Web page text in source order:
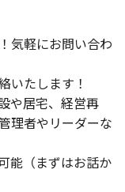
気軽にお問い合わ
いたします！
や居宅、経営再
理者やリーダーな
能（まずはお話か